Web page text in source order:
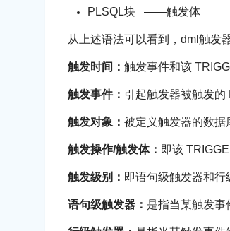
PLSQL块 ——触发体
从上述语法可以看到，dml触发
触发时间： 触发事件和该
触发事件： 引起触发器被触发的
触发对象： 被定义触发器的数据
触发操作/触发体： 即该
触发级别： 即语句级触发器和行
语句级触发器： 是指当某触发事